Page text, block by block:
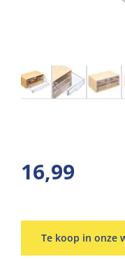
16,99
Te koop in onze